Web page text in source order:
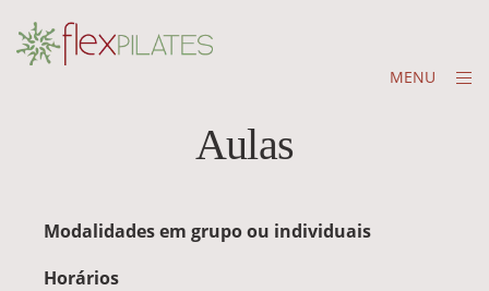
content
MENU
Aulas
DEZEMBRO
Modalidades em grupo ou individuais
Horários